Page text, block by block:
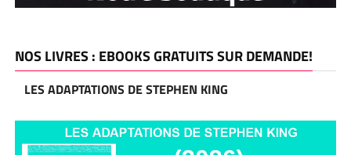
NOS LIVRES : EBOOKS GRATUITS SUR DEMANDE!
LES ADAPTATIONS DE STEPHEN KING